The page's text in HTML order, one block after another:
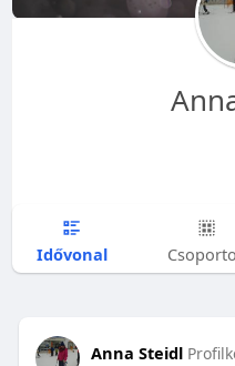
Idővonal
Anna Steidl